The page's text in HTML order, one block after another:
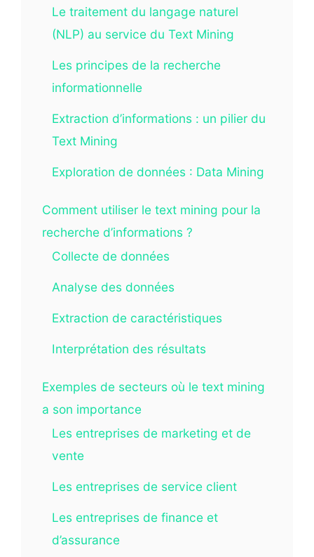
Le traitement du langage naturel
(NLP) au service du Text Mining
Les principes de la recherche
informationnelle
Extraction d’informations : un pilier du
Text Mining
Exploration de données : Data Mining
Comment utiliser le text mining pour la
recherche d’informations ?
Collecte de données
Analyse des données
Extraction de caractéristiques
Interprétation des résultats
Exemples de secteurs où le text mining
a son importance
Les entreprises de marketing et de
vente
Les entreprises de service client
Les entreprises de finance et
d’assurance